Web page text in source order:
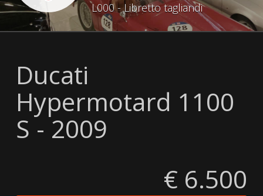
L000 - Libretto tagliandi
Ducati
Hypermotard 1100
S - 2009
€ 6.500